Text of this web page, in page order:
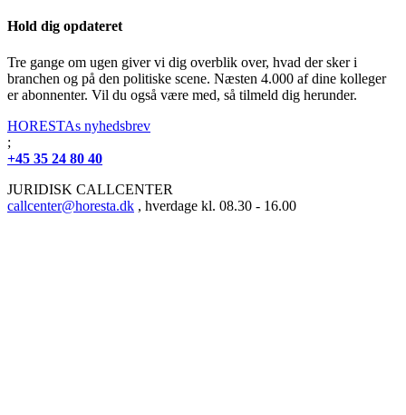
Hold dig opdateret
Tre gange om ugen giver vi dig overblik over, hvad der sker i
branchen og på den politiske scene. Næsten 4.000 af dine kolleger
er abonnenter. Vil du også være med, så tilmeld dig herunder.
HORESTAs nyhedsbrev
;
+45 35 24 80 40
JURIDISK CALLCENTER
callcenter@horesta.dk , hverdage kl. 08.30 - 16.00